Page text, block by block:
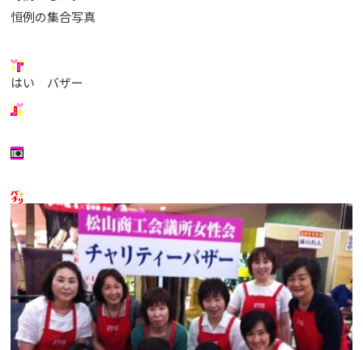
恒例の集合写真
はい バザー